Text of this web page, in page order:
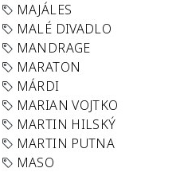
MAJÁLES
MALÉ DIVADLO
MANDRAGE
MARATON
MÁRDI
MARIAN VOJTKO
MARTIN HILSKÝ
MARTIN PUTNA
MASO